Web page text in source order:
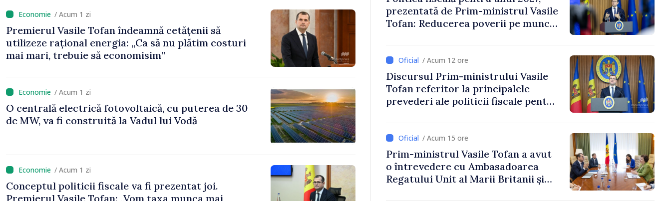
/ Acum 1 zi
Premierul Vasile Tofan îndeamnă cetățenii să
utilizeze rațional energia: „Ca să nu plătim costuri
mai mari, trebuie să economisim”
/ Acum 1 zi
O centrală electrică fotovoltaică, cu puterea de 30
de MW, va fi construită la Vadul lui Vodă
/ Acum 1 zi
Conceptul politicii fiscale va fi prezentat joi.
Premierul Vasile Tofan: „Vom taxa munca mai
prezentată de Prim-ministrul Vasile
Tofan: Reducerea poverii pe muncă,
/ Acum 12 ore
Discursul Prim-ministrului Vasile
Tofan referitor la principalele
prevederi ale politicii fiscale pentru
/ Acum 15 ore
Prim-ministrul Vasile Tofan a avut
o întrevedere cu Ambasadoarea
Regatului Unit al Marii Britanii și